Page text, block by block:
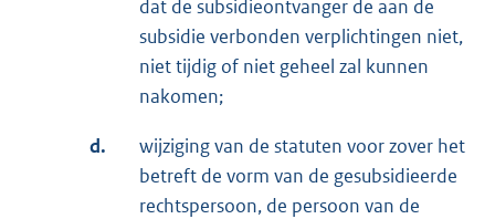
dat de subsidieontvanger de aan de
subsidie verbonden verplichtingen niet,
niet tijdig of niet geheel zal kunnen
nakomen;
d.
wijziging van de statuten voor zover het
betreft de vorm van de gesubsidieerde
rechtspersoon, de persoon van de